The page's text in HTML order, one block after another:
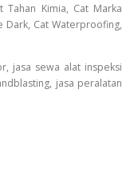
Tahan Kimia, Cat Marka
Dark, Cat Waterproofing,
jasa sewa alat inspeksi
jasa peralatan